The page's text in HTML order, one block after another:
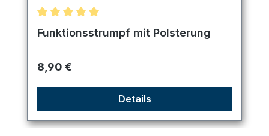
Durchschnittliche Bewertung von 5 von 5 Sternen
Funktionsstrumpf mit Polsterung
Regulärer Preis:
8,90 €
Details